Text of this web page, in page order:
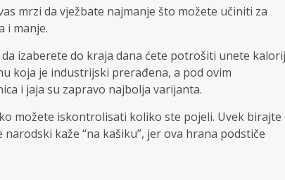
mrzi da vježbate najmanje što možete učiniti za
i manje.
izaberete do kraja dana ćete potrošiti unete
koja je industrijski prerađena, a pod ovim
i jaja su zapravo najbolja varijanta.
možete iskontrolisati koliko ste pojeli. Uvek birajte
kaže “na kašiku”, jer ova hrana podstiče